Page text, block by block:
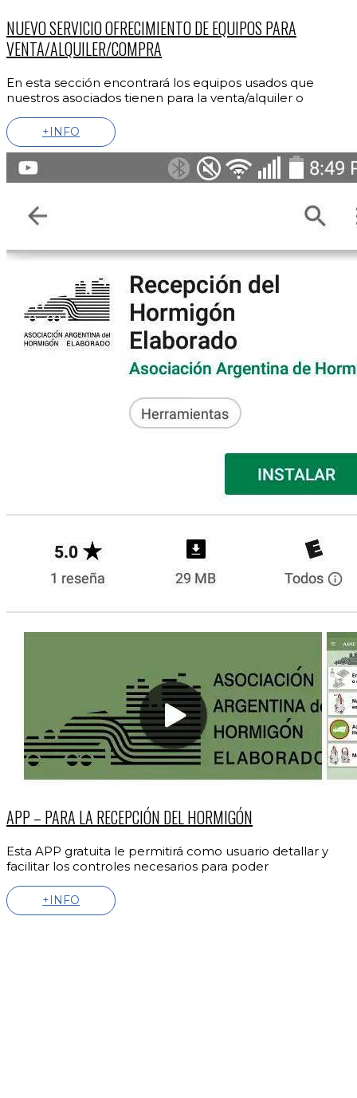
NUEVO SERVICIO OFRECIMIENTO DE EQUIPOS PARA
VENTA/ALQUILER/COMPRA
En esta sección encontrará los equipos usados que
nuestros asociados tienen para la venta/alquiler o
+INFO
APP – PARA LA RECEPCIÓN DEL HORMIGÓN
Esta APP gratuita le permitirá como usuario detallar y
facilitar los controles necesarios para poder
+INFO